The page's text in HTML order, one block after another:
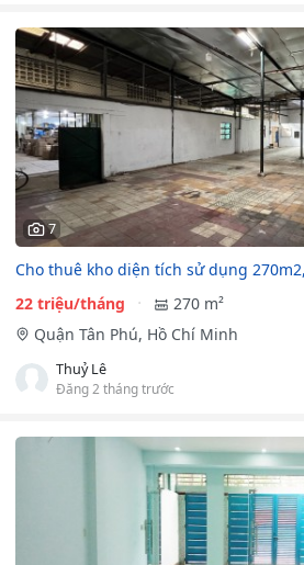
7
Cho thuê kho diện tích sử dụng
22 triệu/tháng
270 m²
Quận Tân Phú, Hồ Chí Minh
Thuỷ Lê
Đăng 2 tháng trước